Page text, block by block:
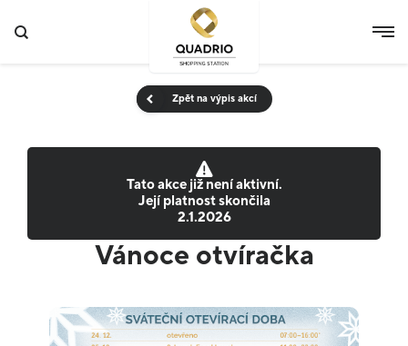
Zpět na výpis akcí
Tato akce již není aktivní.
Její platnost skončila
2.1.2026
Vánoce otvíračka